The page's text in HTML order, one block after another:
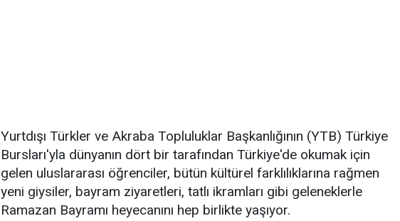
Yurtdışı Türkler ve Akraba Topluluklar Başkanlığının (YTB) Türkiye
Bursları'yla dünyanın dört bir tarafından Türkiye'de okumak için
gelen uluslararası öğrenciler, bütün kültürel farklılıklarına rağmen
yeni giysiler, bayram ziyaretleri, tatlı ikramları gibi geleneklerle
Ramazan Bayramı heyecanını hep birlikte yaşıyor.